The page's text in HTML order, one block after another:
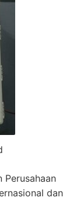
Perusahaan
dan